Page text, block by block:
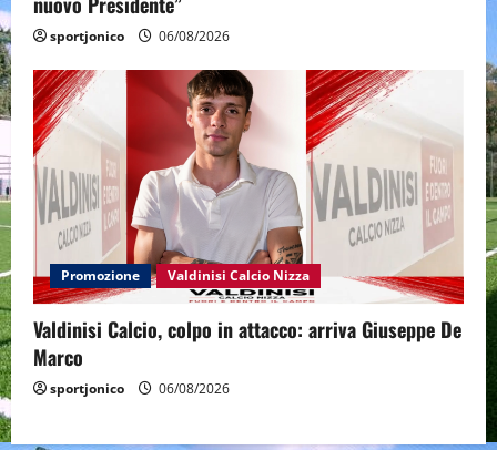
sportjonico 06/08/2026
Promozione Valdinisi Calcio Nizza
Valdinisi Calcio, colpo in attacco: arriva Giuseppe De
Marco
sportjonico 06/08/2026